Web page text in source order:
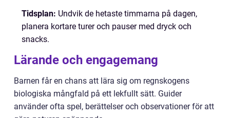
Tidsplan: Undvik de hetaste timmarna på dagen,
planera kortare turer och pauser med dryck och
snacks.
Lärande och engagemang
Barnen får en chans att lära sig om regnskogens
biologiska mångfald på ett lekfullt sätt. Guider
använder ofta spel, berättelser och observationer för att